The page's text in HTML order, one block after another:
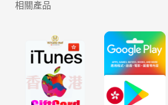
域》提供各種陣容搭配推薦，手把手
的陣容組合，體驗西行路上
【養錯神將免擔心 免費繼
一鍵無損換將，神將即得即用！無
裝備自動繼承，完美解決你的養成焦
選，自由切換，一鍵返還；助你輕
應對西行挑戰！
相關產品